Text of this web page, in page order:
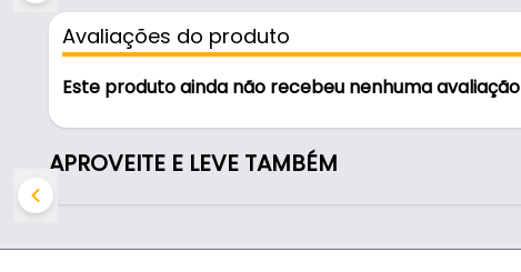
- Marca: Rometal
- Modelo: Slim
- Material: Zamac
- Acabamento: Fosco
- Cor: Titânio
- Comprimento: 150 mm - (15 cm)
- Altura: 13 mm - (1,3 cm)
Avaliações do produto
Este produto ainda não recebeu nenhuma avaliação
APROVEITE E LEVE TAMBÉM